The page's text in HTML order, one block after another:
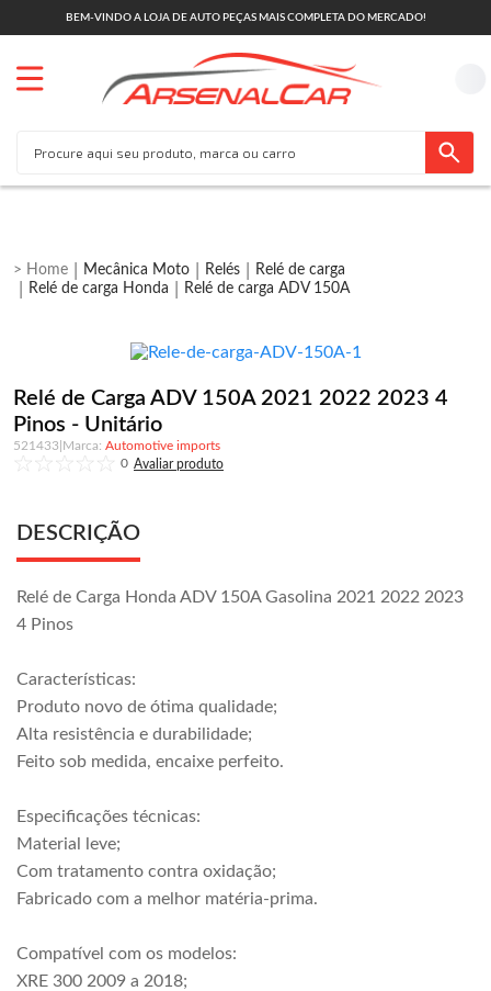
BEM-VINDO A LOJA DE AUTO PEÇAS MAIS COMPLETA DO MERCADO!
Mecânica Moto Relés
Relé de carga
Relé de carga Honda
Relé de carga ADV 150A
Relé de Carga ADV 150A 2021 2022 2023 4
Pinos - Unitário
521433
Automotive imports
0
DESCRIÇÃO
Relé de Carga Honda ADV 150A Gasolina 2021 2022 2023
4 Pinos
Características:
Produto novo de ótima qualidade;
Alta resistência e durabilidade;
Feito sob medida, encaixe perfeito.
Especificações técnicas:
Material leve;
Com tratamento contra oxidação;
Fabricado com a melhor matéria-prima.
Compatível com os modelos:
XRE 300 2009 a 2018;